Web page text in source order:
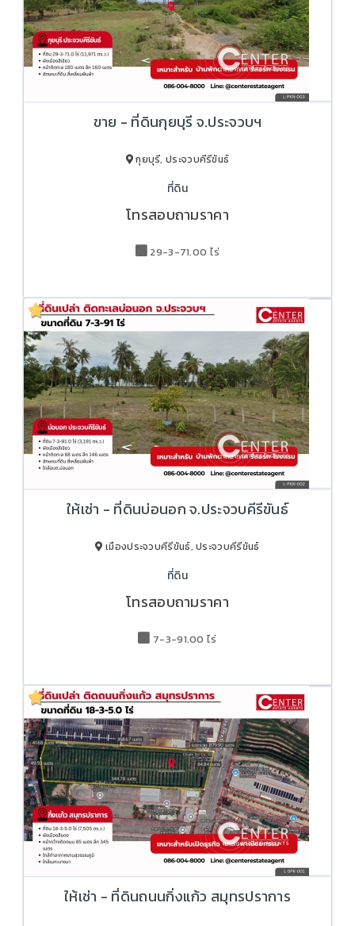
ขาย - ที่ดินกุยบุรี จ.ประจวบฯ
กุยบุรี, ประจวบคีรีขันธ์
ที่ดิน
โทรสอบถามราคา
29-3-71.00 ไร่
ให้เช่า - ที่ดินบ่อนอก จ.ประจวบคีรีขันธ์
เมืองประจวบคีรีขันธ์, ประจวบคีรีขันธ์
ที่ดิน
โทรสอบถามราคา
7-3-91.00 ไร่
ให้เช่า - ที่ดินถนนกิ่งแก้ว สมุทรปราการ